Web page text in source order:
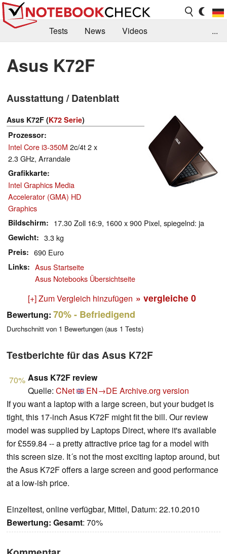
Tests News
Videos
Kaufberatung
Deals
Forum
...
Asus K72F
Ausstattung / Datenblatt
Asus K72F (K72 Serie)
Prozessor
Intel Core i3-350M 2c/4t 2 x
2.3 GHz, Arrandale
Grafikkarte
Intel Graphics Media
Accelerator (GMA) HD
Graphics
Bildschirm 17.30 Zoll 16:9, 1600 x 900 Pixel, spiegelnd: ja
Gewicht 3.3 kg
Preis 690 Euro
Links
Asus Startseite
Asus Notebooks Übersichtseite
[+] Zum Vergleich hinzufügen » vergleiche 0
Bewertung: 70%- Befriedigend
Durchschnitt von 1 Bewertungen (aus 1 Tests)
Testberichte für das Asus K72F
70% Asus K72F review
Quelle: CNet EN→DE Archive.org version
If you want a laptop with a large screen, but your budget is
tight, this 17-inch Asus K72F might fit the bill. Our review
model was supplied by Laptops Direct, where it's available
for £559.84 -- a pretty attractive price tag for a model with
this screen size. It´s not the most exciting laptop around, but
the Asus K72F offers a large screen and good performance
at a low-ish price.
Einzeltest, online verfügbar, Mittel, Datum: 22.10.2010
Bewertung: Gesamt: 70%